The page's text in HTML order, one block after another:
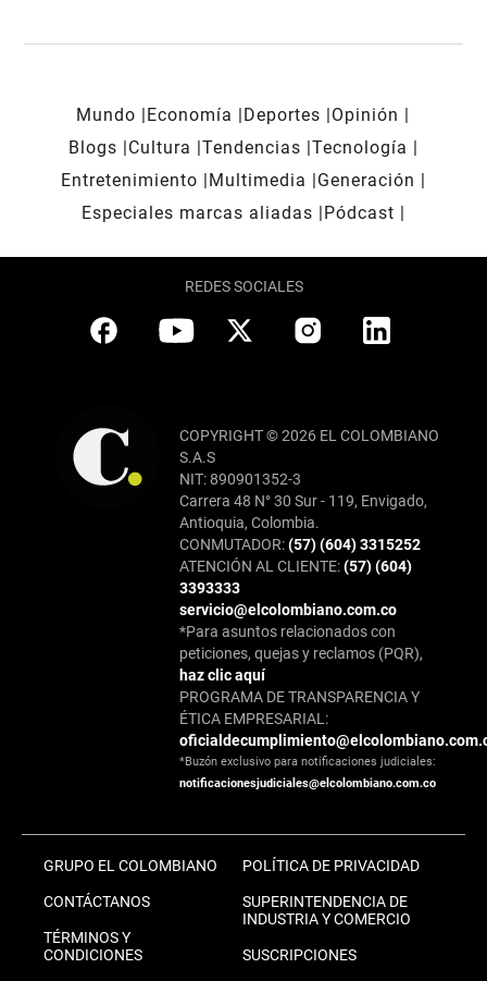
Mundo Economía Deportes
Opinión
Blogs
Cultura Tendencias Tecnología
Entretenimiento
Multimedia
Generación
Especiales marcas aliadas
Pódcast
REDES SOCIALES
COPYRIGHT © 2026 EL COLOMBIANO
S.A.S
NIT: 890901352-3
Carrera 48 N° 30 Sur - 119, Envigado,
Antioquia, Colombia.
CONMUTADOR:(57) (604) 3315252
ATENCIÓN AL CLIENTE:(57) (604)
3393333
servicio@elcolombiano.com.co
*Para asuntos relacionados con
peticiones, quejas y reclamos (PQR),
haz clic aquí
PROGRAMA DE TRANSPARENCIA Y
ÉTICA EMPRESARIAL:
*Buzón exclusivo para notificaciones judiciales:
notificacionesjudiciales@elcolombiano.com.co
GRUPO EL COLOMBIANO
CONTÁCTANOS
TÉRMINOS Y
CONDICIONES
POLÍTICA DE PRIVACIDAD
SUPERINTENDENCIA DE
INDUSTRIA Y COMERCIO
SUSCRIPCIONES